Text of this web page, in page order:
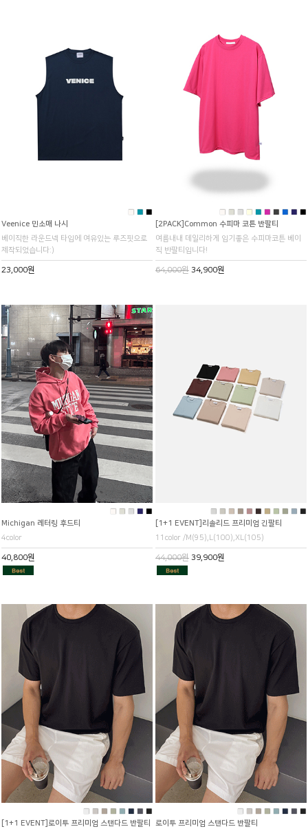
■ ■ ■
Veenice 민소매 나시
베이직한 라운드넥 타입에 여유있는 루즈핏으로
제작되었습니다:)
23,000원
■ ■ ■ ■ ■ ■ ■ ■ ■ ■
[2PACK]Common 수피마 코튼 반팔티
여름내내 데일리하게 입기좋은 수피마코튼 베이
직 반팔티입니다!
64,000원 34,900원
Michigan 레터링 후드티
4color
40,800원
[1+1 EVENT]리솔리드 프리미엄 긴팔티
11color /M(95),L(100),XL(105)
44,000원 39,900원
■ ■ ■ ■ ■ ■ ■
[1+1 EVENT]로이투 프리미엄 스탠다드 반팔티
■ ■ ■ ■ ■ ■ ■
로이투 프리미엄 스탠다드 반팔티